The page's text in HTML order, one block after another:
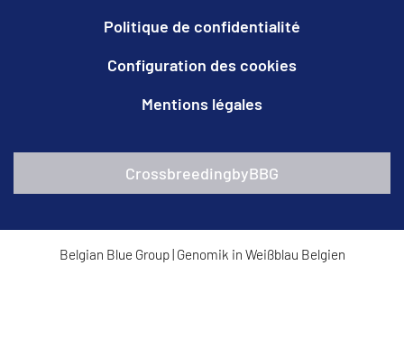
Politique de confidentialité
Configuration des cookies
Mentions légales
CrossbreedingbyBBG
Belgian Blue Group| Genomik in Weißblau Belgien